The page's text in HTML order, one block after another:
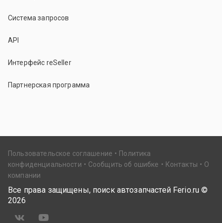
Система запросов
API
Интерфейс reSeller
Партнерская программа
Пользовательское соглашение
Политика
конфиденциальности
Сообщить об ошибке Контакты
О
компании
Все права защищены, поиск автозапчастей Ferio.ru ©
2026